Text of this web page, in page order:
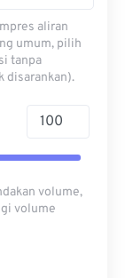
aliran
umum, pilih
tanpa
disarankan).
volume,
volume